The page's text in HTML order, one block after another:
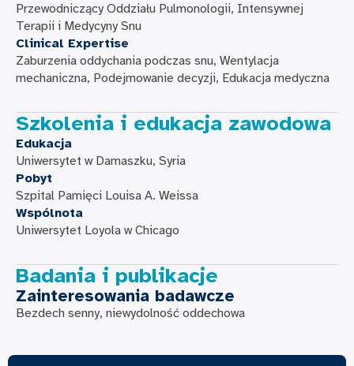
Przewodniczący Oddziału Pulmonologii, Intensywnej
Terapii i Medycyny Snu
Clinical Expertise
Zaburzenia oddychania podczas snu, Wentylacja
mechaniczna, Podejmowanie decyzji, Edukacja medyczna
Szkolenia i edukacja zawodowa
Edukacja
Uniwersytet w Damaszku, Syria
Pobyt
Szpital Pamięci Louisa A. Weissa
Wspólnota
Uniwersytet Loyola w Chicago
Badania i publikacje
Zainteresowania badawcze
Bezdech senny, niewydolność oddechowa